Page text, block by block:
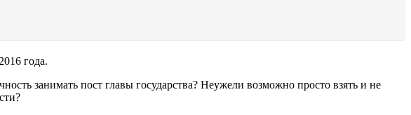
года.
занимать пост главы государства? Неужели возможно просто взять и не